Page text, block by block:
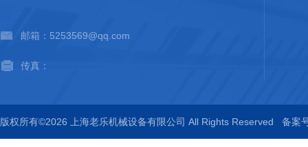
邮箱：5253569@qq.com
传真：
版权所有©2026 上海老乐机械设备有限公司 All Rights Reserved 备案